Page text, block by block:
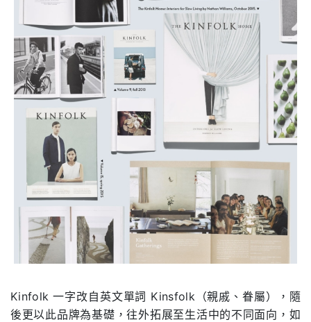
Kinfolk 一字改自英文單詞 Kinsfolk（親戚、眷屬），隨
後更以此品牌為基礎，往外拓展至生活中的不同面向，如